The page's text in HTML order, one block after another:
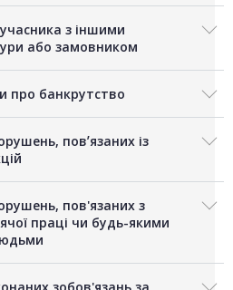
з іншими
або замовником
про банкрутство
повʼязаних із
пов'язаних з
праці чи будь-якими